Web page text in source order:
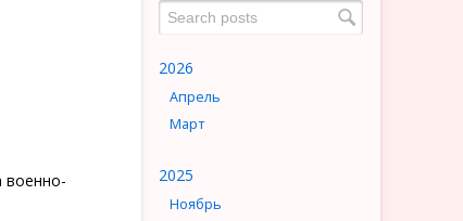
2026
Апрель
Март
2025
Ноябрь
военно-